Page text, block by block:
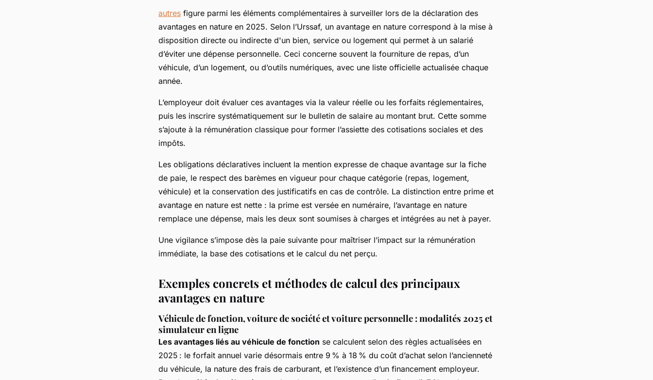
autres figure parmi les éléments complémentaires à surveiller lors de la déclaration des
avantages en nature en 2025. Selon l’Urssaf, un avantage en nature correspond à la mise à
disposition directe ou indirecte d'un bien, service ou logement qui permet à un salarié
d’éviter une dépense personnelle. Ceci concerne souvent la fourniture de repas, d’un
véhicule, d’un logement, ou d’outils numériques, avec une liste officielle actualisée chaque
année.
L’employeur doit évaluer ces avantages via la valeur réelle ou les forfaits réglementaires,
puis les inscrire systématiquement sur le bulletin de salaire au montant brut. Cette somme
s’ajoute à la rémunération classique pour former l’assiette des cotisations sociales et des
impôts.
Les obligations déclaratives incluent la mention expresse de chaque avantage sur la fiche
de paie, le respect des barèmes en vigueur pour chaque catégorie (repas, logement,
véhicule) et la conservation des justificatifs en cas de contrôle. La distinction entre prime et
avantage en nature est nette : la prime est versée en numéraire, l’avantage en nature
remplace une dépense, mais les deux sont soumises à charges et intégrées au net à payer.
Une vigilance s’impose dès la paie suivante pour maîtriser l’impact sur la rémunération
immédiate, la base des cotisations et le calcul du net perçu.
Exemples concrets et méthodes de calcul des principaux
avantages en nature
Véhicule de fonction, voiture de société et voiture personnelle : modalités 2025 et
simulateur en ligne
Les avantages liés au véhicule de fonction se calculent selon des règles actualisées en
2025 : le forfait annuel varie désormais entre 9 % à 18 % du coût d’achat selon l’ancienneté
du véhicule, la nature des frais de carburant, et l’existence d’un financement employeur.